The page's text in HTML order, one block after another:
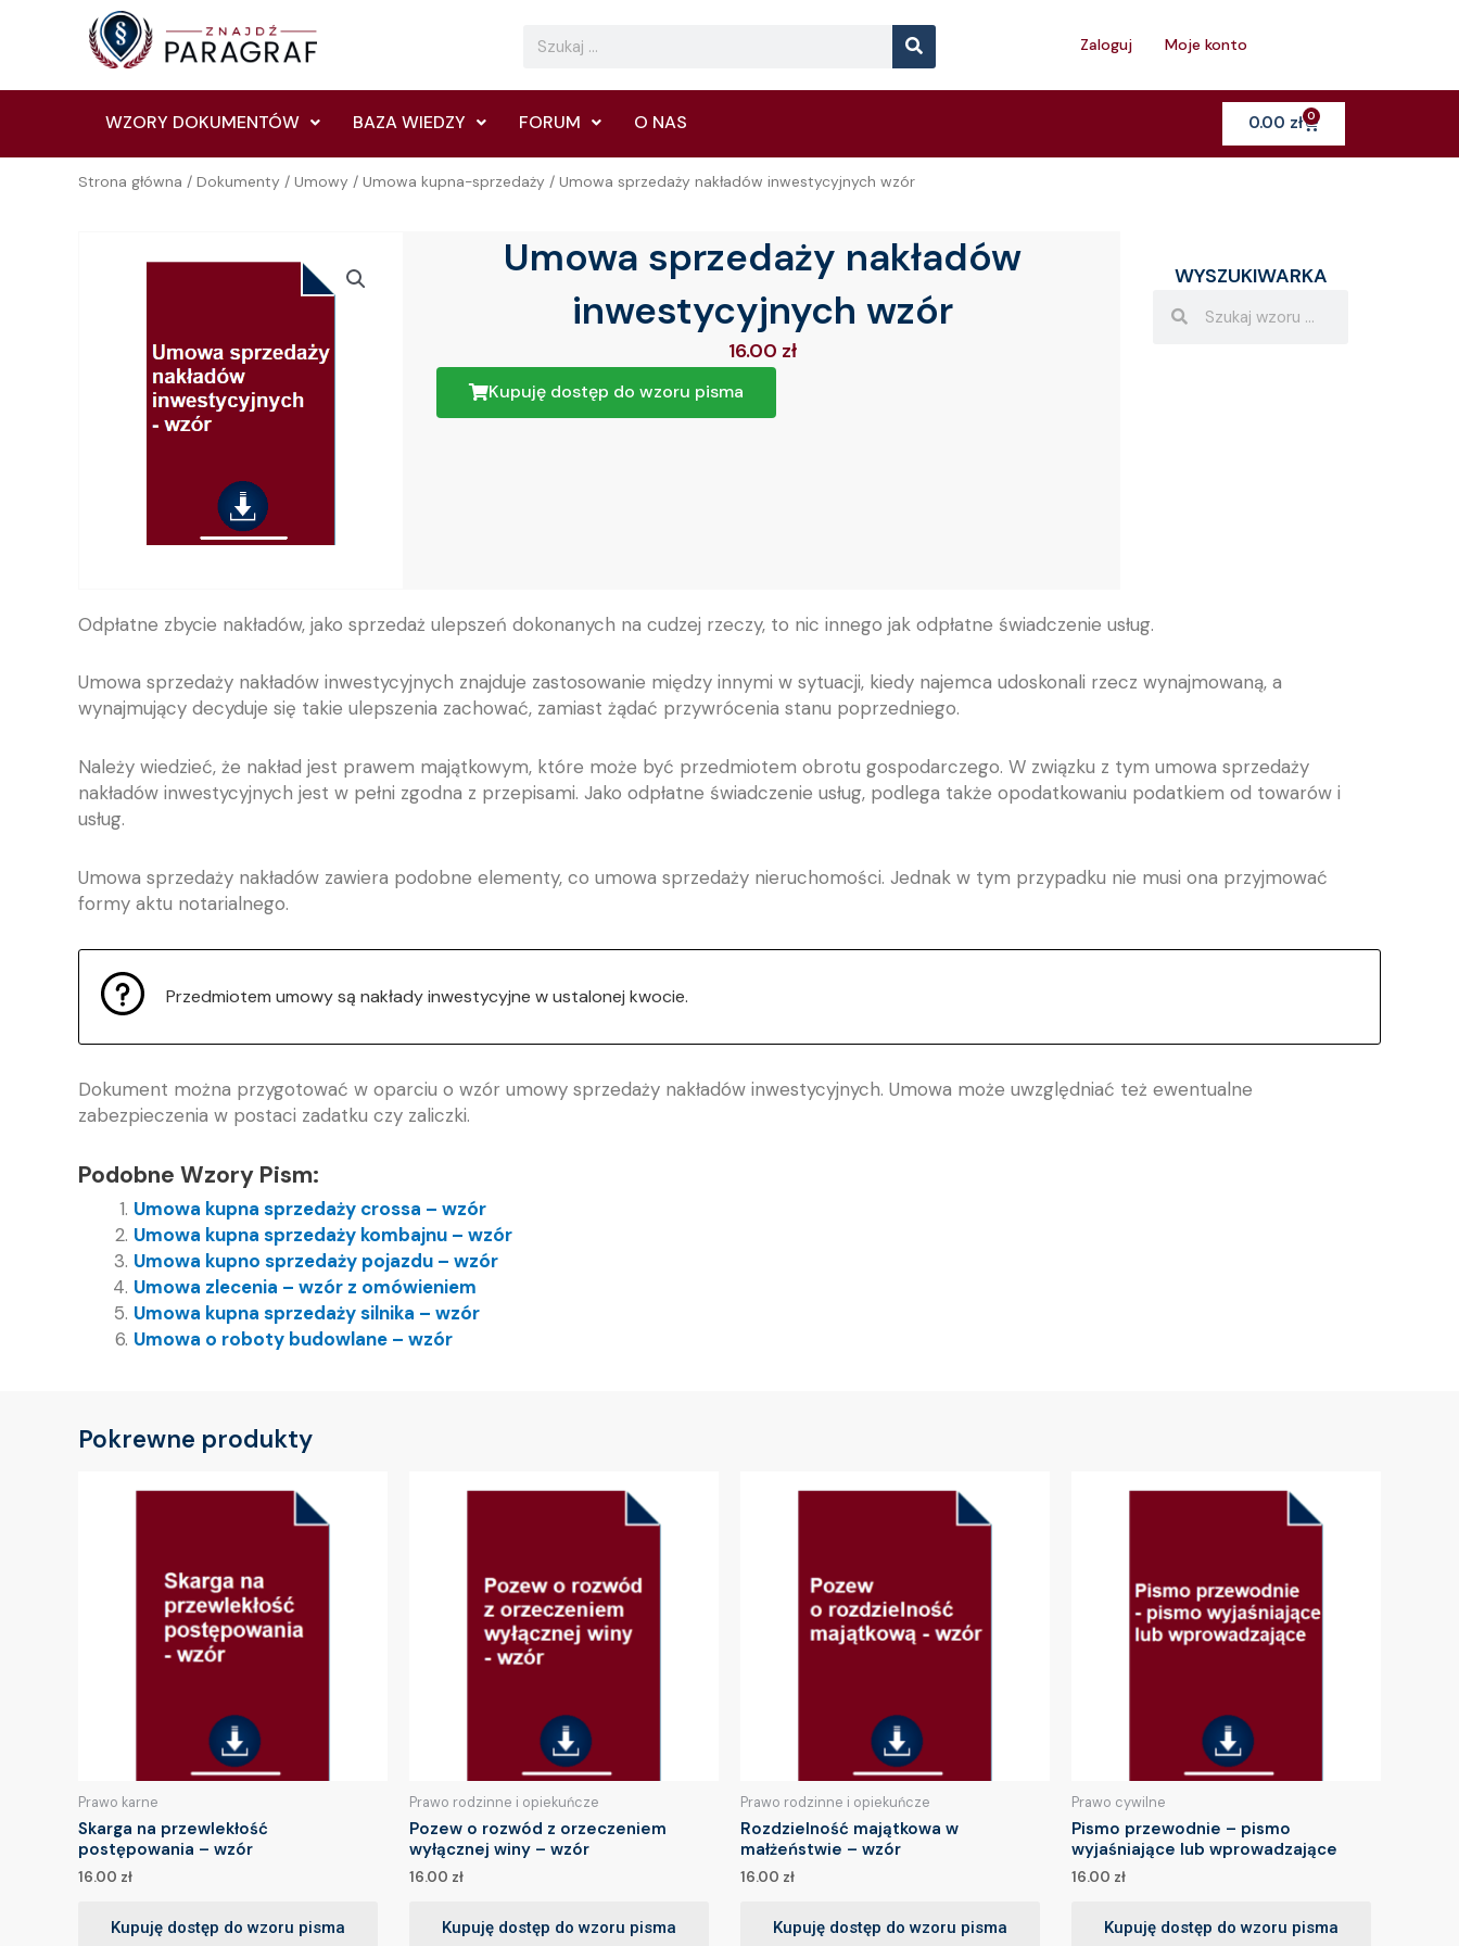
Search Search
Zaloguj Moje konto
WZORY DOKUMENTÓW BAZA WIEDZY FORUM O NAS 0.00 zł 0Cart
Strona główna / Dokumenty / Umowy / Umowa kupna-sprzedaży / Umowa sprzedaży nakładów inwestycyjnych wzór
Umowa sprzedaży nakładów
inwestycyjnych wzór
16.00 zł
Kupuję dostęp do wzoru pisma
WYSZUKIWARKA
Odpłatne zbycie nakładów, jako sprzedaż ulepszeń dokonanych na cudzej rzeczy, to nic innego jak odpłatne świadczenie usług.
Umowa sprzedaży nakładów inwestycyjnych znajduje zastosowanie między innymi w sytuacji, kiedy najemca udoskonali rzecz wynajmowaną, a
wynajmujący decyduje się takie ulepszenia zachować, zamiast żądać przywrócenia stanu poprzedniego.
Należy wiedzieć, że nakład jest prawem majątkowym, które może być przedmiotem obrotu gospodarczego. W związku z tym umowa sprzedaży
nakładów inwestycyjnych jest w pełni zgodna z przepisami. Jako odpłatne świadczenie usług, podlega także opodatkowaniu podatkiem od towarów i
usług.
Umowa sprzedaży nakładów zawiera podobne elementy, co umowa sprzedaży nieruchomości. Jednak w tym przypadku nie musi ona przyjmować
formy aktu notarialnego.
Przedmiotem umowy są nakłady inwestycyjne w ustalonej kwocie.
Dokument można przygotować w oparciu o wzór umowy sprzedaży nakładów inwestycyjnych. Umowa może uwzględniać też ewentualne
zabezpieczenia w postaci zadatku czy zaliczki.
Podobne Wzory Pism:
Umowa kupna sprzedaży crossa – wzór
Umowa kupna sprzedaży kombajnu – wzór
Umowa kupno sprzedaży pojazdu – wzór
Umowa zlecenia – wzór z omówieniem
Umowa kupna sprzedaży silnika – wzór
Umowa o roboty budowlane – wzór
Pokrewne produkty
Prawo karne
Skarga na przewlekłość
postępowania – wzór
16.00 zł
Kupuję dostęp do wzoru pisma
Prawo rodzinne i opiekuńcze
Pozew o rozwód z orzeczeniem
wyłącznej winy – wzór
16.00 zł
Kupuję dostęp do wzoru pisma
Prawo rodzinne i opiekuńcze
Rozdzielność majątkowa w
małżeństwie – wzór
16.00 zł
Kupuję dostęp do wzoru pisma
Prawo cywilne
Pismo przewodnie – pismo
wyjaśniające lub wprowadzające
16.00 zł
Kupuję dostęp do wzoru pisma